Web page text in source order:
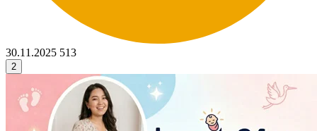
30.11.2025 513
2